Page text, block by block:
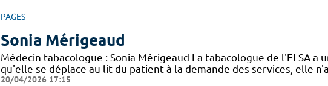
PAGES
Sonia Mérigeaud
Médecin tabacologue : Sonia Mérigeaud La tabacologue de l'ELSA a
qu'elle se déplace au lit du patient à la demande des services, elle
20/04/2026 17:15